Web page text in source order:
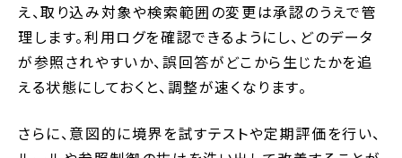
え、取り込み対象や検索範囲の変更は承認のうえで管
理します。利用ログを確認できるようにし、どのデータ
が参照されやすいか、誤回答がどこから生じたかを追
える状態にしておくと、調整が速くなります。
さらに、意図的に境界を試すテストや定期評価を行い、